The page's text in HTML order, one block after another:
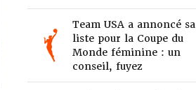
Team USA a annoncé sa
liste pour la Coupe du
Monde féminine : un
conseil, fuyez